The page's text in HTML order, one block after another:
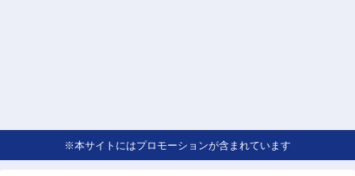
※本サイトにはプロモーションが含まれています